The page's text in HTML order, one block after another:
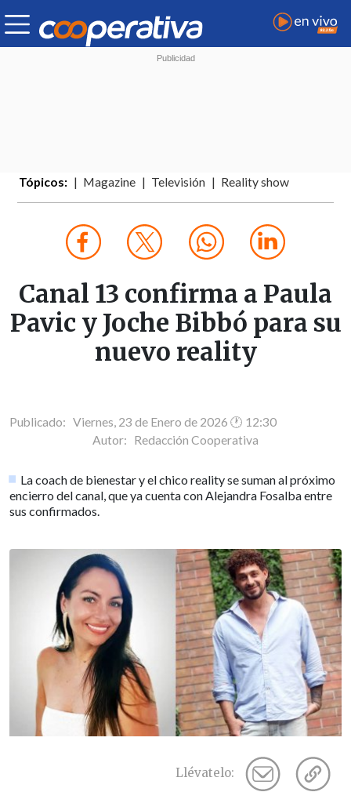
Tópicos: Magazine Televisión Reality show
Canal 13 confirma a Paula
Pavic y Joche Bibbó para su
nuevo reality
Publicado: Viernes, 23 de Enero de 2026 🕐 12:30
Autor: Redacción Cooperativa
La coach de bienestar y el chico reality se suman al próximo
encierro del canal, que ya cuenta con Alejandra Fosalba entre
sus confirmados.
Llévatelo: